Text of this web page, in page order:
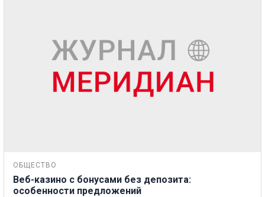
ОБЩЕСТВО
Веб-казино с бонусами без депозита:
особенности предложений